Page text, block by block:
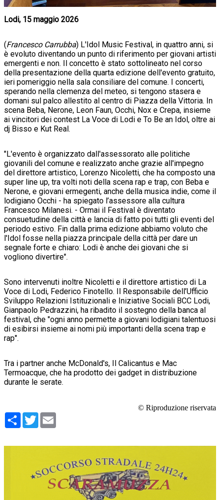
Lodi, 15 maggio 2026
(Francesco Carrubba) L'Idol Music Festival, in quattro anni, si
è evoluto diventando un punto di riferimento per giovani artisti
emergenti e non. Il concetto è stato sottolineato nel corso
della presentazione della quarta edizione dell'evento gratuito,
ieri pomeriggio nella sala consiliare del comune. I concerti,
sperando nella clemenza del meteo, si tengono stasera e
domani sul palco allestito al centro di Piazza della Vittoria. In
scena Beba, Nerone, Leon Faun, Occhi, Nox e Crepa, insieme
ai vincitori dei contest La Voce di Lodi e To Be an Idol, oltre ai
dj Bisso e Kut Real.
"L'evento è organizzato dall'assessorato alle politiche
giovanili del comune e realizzato anche grazie all'impegno
del direttore artistico, Lorenzo Nicoletti, che ha composto una
super line up, tra volti noti della scena rap e trap, con Beba e
Nerone, e giovani ermegenti, anche della musica indie, come il
lodigiano Occhi - ha spiegato l’assessore alla cultura
Francesco Milanesi. - Ormai il Festival è diventato
consuetudine della città e lancia di fatto poi tutti gli eventi del
periodo estivo. Fin dalla prima edizione abbiamo voluto che
l'Idol fosse nella piazza principale della città per dare un
segnale forte e chiaro: Lodi è anche dei giovani che si
vogliono divertire".
Sono intervenuti inoltre Nicoletti e il direttore artistico di La
Voce di Lodi, Federico Finotello. Il Responsabile dell’Ufficio
Sviluppo Relazioni Istituzionali e Iniziative Sociali BCC Lodi,
Gianpaolo Pedrazzini, ha ribadito il sostegno della banca al
festival, che "ogni anno permette a giovani lodigiani talentuosi
di esibirsi insieme ai nomi più importanti della scena trap e
rap".
Tra i partner anche McDonald's, Il Calicantus e Mac
Termoacque, che ha prodotto dei gadget in distribuzione
durante le serate.
© Riproduzione riservata
Condividi
Twitter